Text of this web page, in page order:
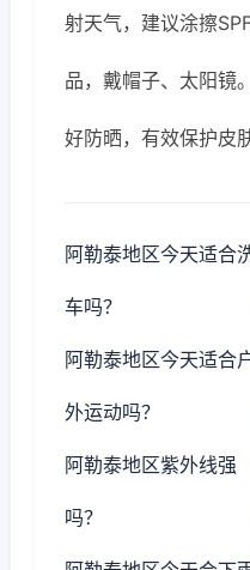
射天气，建议涂擦
品，戴帽子、太阳镜
好防晒，有效保护皮
阿勒泰地区今天适合
车吗？
阿勒泰地区今天适合
外运动吗？
阿勒泰地区紫外线强
吗？